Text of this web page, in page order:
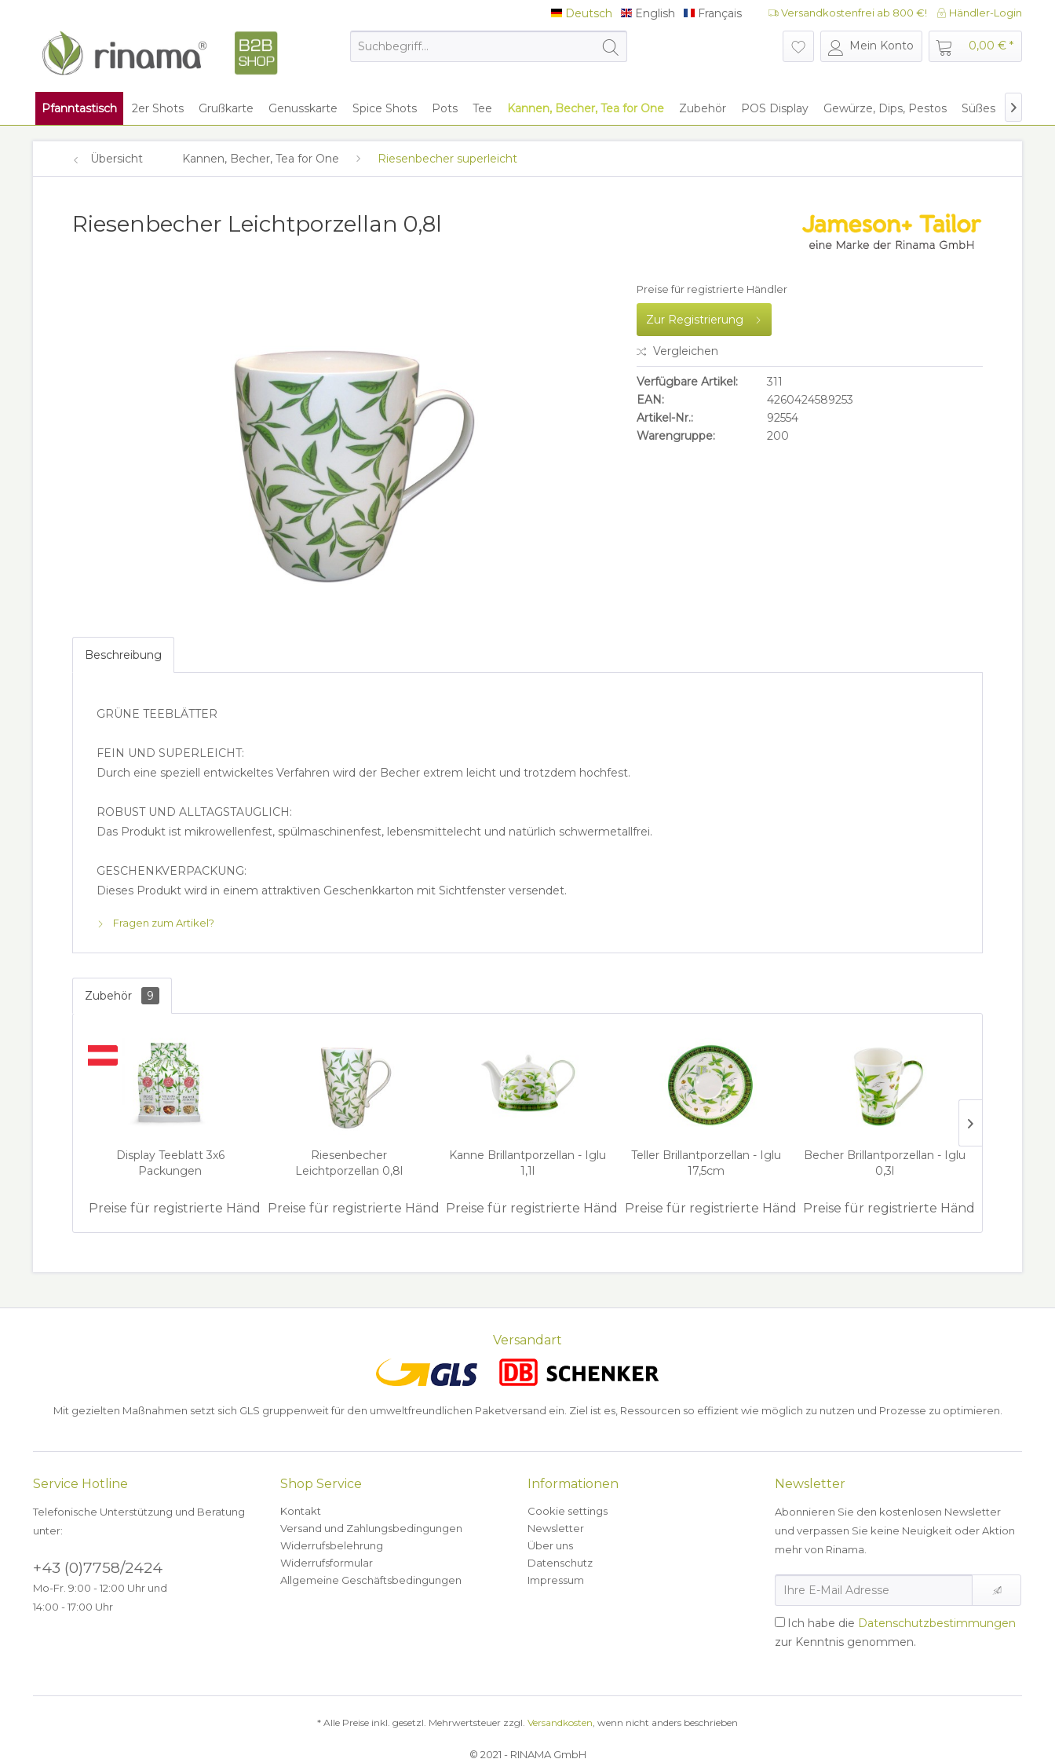
Deutsch
Deutsch English
English Français
Français Versandkostenfrei ab 800 €! Händler-Login
Mein Konto 0,00 € *
Pfanntastisch 2er Shots Grußkarte Genusskarte Spice Shots Pots Tee Kannen, Becher, Tea for One Zubehör POS Display Gewürze, Dips, Pestos Süßes Give

Übersicht Kannen, Becher, Tea for One Riesenbecher superleicht
Riesenbecher Leichtporzellan 0,8l
Preise für registrierte Händler
Zur Registrierung
Vergleichen
Verfügbare Artikel:
311
EAN:
4260424589253
Artikel-Nr.:
92554
Warengruppe:
200
Beschreibung
GRÜNE TEEBLÄTTER
FEIN UND SUPERLEICHT:
Durch eine speziell entwickeltes Verfahren wird der Becher extrem leicht und trotzdem hochfest.
ROBUST UND ALLTAGSTAUGLICH:
Das Produkt ist mikrowellenfest, spülmaschinenfest, lebensmittelecht und natürlich schwermetallfrei.
GESCHENKVERPACKUNG:
Dieses Produkt wird in einem attraktiven Geschenkkarton mit Sichtfenster versendet.
Fragen zum Artikel?
Zubehör 9
Display Teeblatt 3x6
Packungen
Preise für registrierte Händler
Riesenbecher
Leichtporzellan 0,8l
Preise für registrierte Händler
Kanne Brillantporzellan - Iglu
1,1l
Preise für registrierte Händler
Teller Brillantporzellan - Iglu
17,5cm
Preise für registrierte Händler
Becher Brillantporzellan - Iglu
0,3l
Preise für registrierte Händler
Versandart
Mit gezielten Maßnahmen setzt sich GLS gruppenweit für den umweltfreundlichen Paketversand ein. Ziel ist es, Ressourcen so effizient wie möglich zu nutzen und Prozesse zu optimieren.
Service Hotline
Telefonische Unterstützung und Beratung
unter:
+43 (0)7758/2424
Mo-Fr. 9:00 - 12:00 Uhr und
14:00 - 17:00 Uhr
Shop Service
Kontakt
Versand und Zahlungsbedingungen
Widerrufsbelehrung
Widerrufsformular
Allgemeine Geschäftsbedingungen
Informationen
Cookie settings
Newsletter
Über uns
Datenschutz
Impressum
Newsletter
Abonnieren Sie den kostenlosen Newsletter
und verpassen Sie keine Neuigkeit oder Aktion
mehr von Rinama.
Ich habe die Datenschutzbestimmungen
zur Kenntnis genommen.
* Alle Preise inkl. gesetzl. Mehrwertsteuer zzgl. Versandkosten , wenn nicht anders beschrieben
© 2021 - RINAMA GmbH